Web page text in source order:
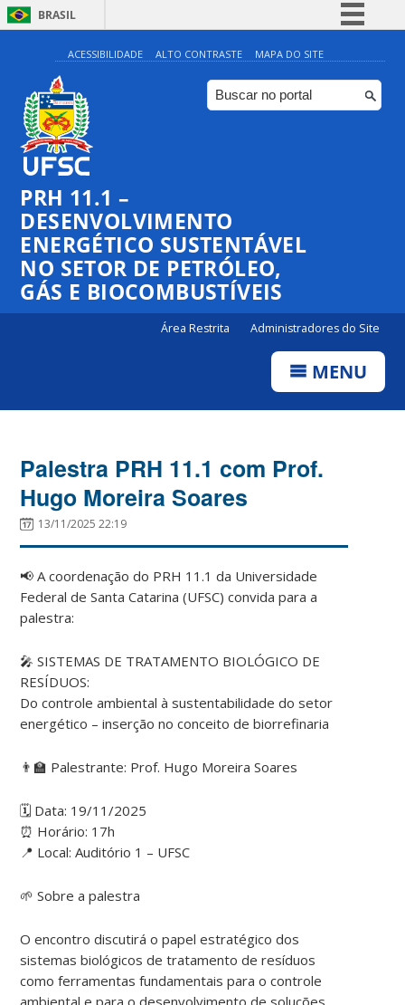
BRASIL
Simplifique!
Comunica BR
Participe
ACESSIBILIDADE ALTO CONTRASTE MAPA DO SITE
PRH 11.1 –
DESENVOLVIMENTO
ENERGÉTICO SUSTENTÁVEL
NO SETOR DE PETRÓLEO,
GÁS E BIOCOMBUSTÍVEIS
Área Restrita Administradores do Site
MENU
Palestra PRH 11.1 com Prof.
Hugo Moreira Soares
13/11/2025 22:19
📢 A coordenação do PRH 11.1 da Universidade
Federal de Santa Catarina (UFSC) convida para a
palestra:
🎤 SISTEMAS DE TRATAMENTO BIOLÓGICO DE
RESÍDUOS:
Do controle ambiental à sustentabilidade do setor
energético – inserção no conceito de biorrefinaria
👨‍🏫 Palestrante: Prof. Hugo Moreira Soares
🗓 Data: 19/11/2025
⏰ Horário: 17h
📍 Local: Auditório 1 – UFSC
🌱 Sobre a palestra
O encontro discutirá o papel estratégico dos
sistemas biológicos de tratamento de resíduos
como ferramentas fundamentais para o controle
ambiental e para o desenvolvimento de soluções